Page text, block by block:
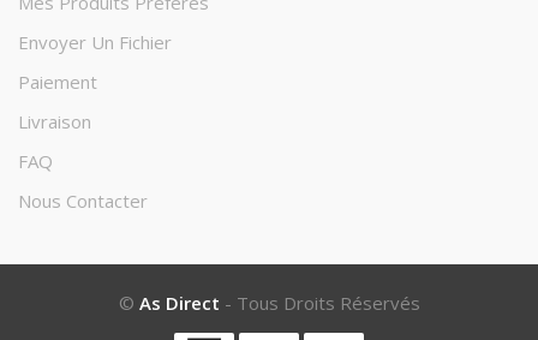
Envoyer Un Fichier
Paiement
Livraison
FAQ
Nous Contacter
© As Direct - Tous Droits Réservés